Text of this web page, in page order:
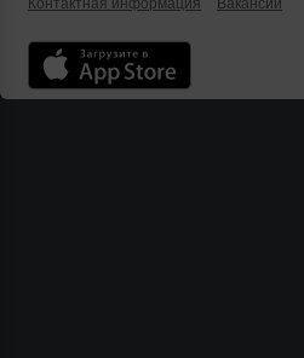
Контактная информация
Вакансии